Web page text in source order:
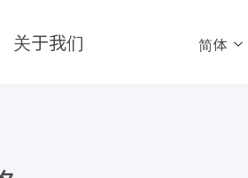
关于我们 简体